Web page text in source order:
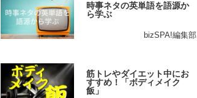
時事ネタの英単語を語源か
ら学ぶ
bizSPA!編集部
筋トレやダイエット中にお
すすめ！「ボディメイク
飯」